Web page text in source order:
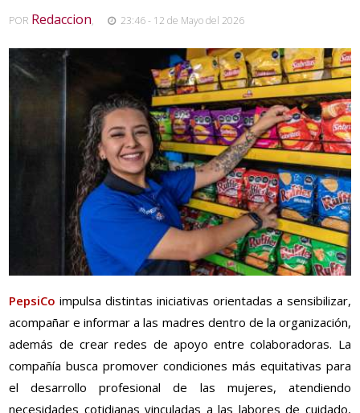
POR Redaccion, 23:46 - 12 de Mayo del 2026
PepsiCo impulsa distintas iniciativas orientadas a sensibilizar,
acompañar e informar a las madres dentro de la organización,
además de crear redes de apoyo entre colaboradoras. La
compañía busca promover condiciones más equitativas para
el desarrollo profesional de las mujeres, atendiendo
necesidades cotidianas vinculadas a las labores de cuidado,